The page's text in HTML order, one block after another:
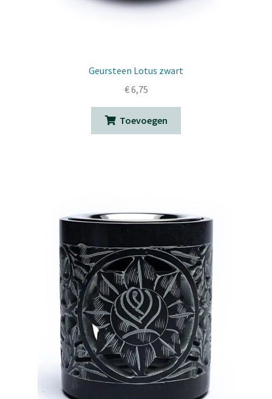
Geursteen Lotus zwart
€6,75
Toevoegen